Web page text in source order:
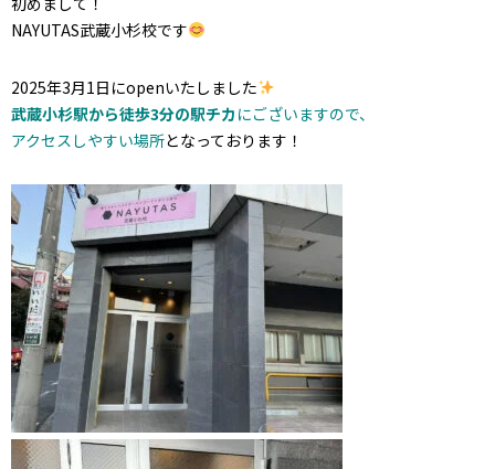
NAYUTAS武蔵小杉校です
2025年3月1日にopenいたしました
武蔵小杉駅から徒歩3分の駅チカ にございますので、
アクセスしやすい場所となっております！